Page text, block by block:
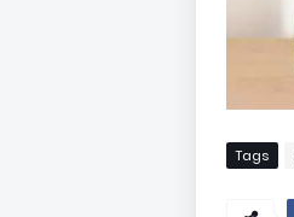
Tags